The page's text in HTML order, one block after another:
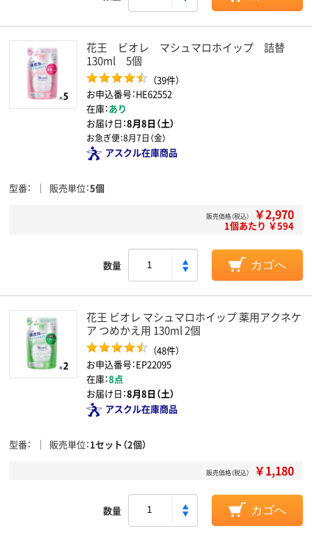
花王 ビオレ マシュマロホイップ 詰替
130ml 5個
（39件）
お申込番号：HE62552
在庫：あり
お届け日：8月8日（土）
お急ぎ便：8月7日（金）
アスクル在庫商品
型番 販売単位 5個
販売価格（税込） ￥2,970
1個あたり ￥594
数量 カゴへ
花王 ビオレ マシュマロホイップ 薬用アクネケ
ア つめかえ用 130ml 2個
（48件）
お申込番号：EP22095
在庫：8点
お届け日：8月8日（土）
アスクル在庫商品
型番 販売単位 1セット（2個）
販売価格（税込） ￥1,180
数量 カゴへ